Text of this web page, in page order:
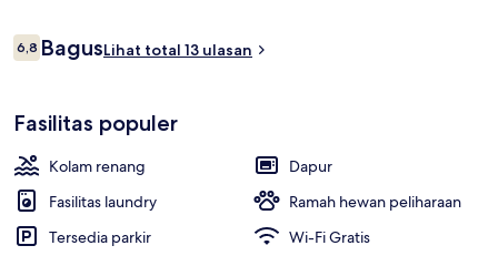
Ulasan
6,86,8 dari 10
BagusLihat total 13 ulasan
Fasilitas populer
Kolam renang
Dapur
Fasilitas laundry
Ramah hewan peliharaan
Tersedia parkir
Wi-Fi Gratis